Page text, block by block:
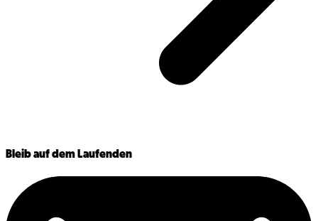
Bleib auf dem Laufenden